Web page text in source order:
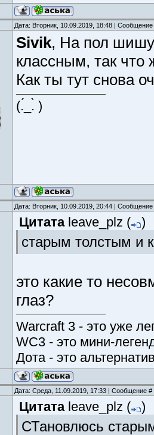
Дата: Вторник, 10.09.2019, 18:48 |
Sivik, На пол
классным, так что
Как ты тут снова
(.́_.̀ )
Дата: Вторник, 10.09.2019, 20:44 |
Цитата leave_plz ( )
старым толстым и
это какие то
глаз?
Warcraft 3 - это уже
WC3 - это мини-
Дота - это
Дата: Среда, 11.09.2019, 17:33 | Сообщение #
Цитата leave_plz ( )
СТановлюсь